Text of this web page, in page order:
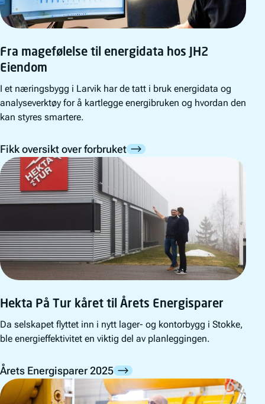
Fra magefølelse til energidata hos JH2
Eiendom
I et næringsbygg i Larvik har de tatt i bruk energidata og
analyseverktøy for å kartlegge energibruken og hvordan den
kan styres smartere.
Fikk oversikt over forbruket
Hekta På Tur kåret til Årets Energisparer
Da selskapet flyttet inn i nytt lager- og kontorbygg i Stokke,
ble energieffektivitet en viktig del av planleggingen.
Årets Energisparer 2025